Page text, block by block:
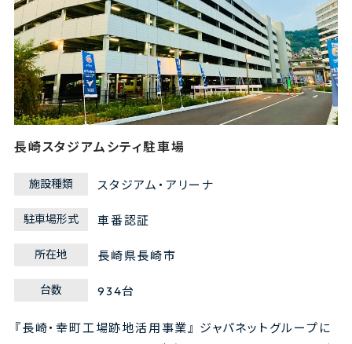
長崎スタジアムシティ駐車場
施設種類 スタジアム・アリーナ
駐車場形式 車番認証
所在地 長崎県長崎市
台数 934台
『長崎・幸町工場跡地活用事業』 ジャパネットグループに